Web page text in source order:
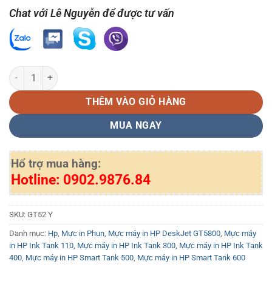
Chat với Lê Nguyễn để được tư vấn
Mực in HP GT52 vàng(yellow) số lượng
THÊM VÀO GIỎ HÀNG
MUA NGAY
Hổ trợ mua hàng:
Hotline: 0902.9876.84
SKU: GT52 Y
Danh mục: Hp Mực in Phun Mực máy in HP DeskJet GT5800 Mực máy
in HP Ink Tank 110 Mực máy in HP Ink Tank 300 Mực máy in HP Ink Tank
400 Mực máy in HP Smart Tank 500 Mực máy in HP Smart Tank 600